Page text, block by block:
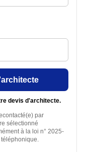
devis d'architecte.
par
sélectionné
à la loi n° 2025-